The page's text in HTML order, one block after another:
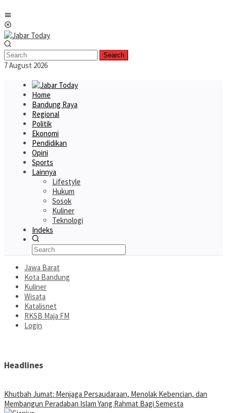
to
content
Search
7 August 2026
Home
Bandung Raya
Regional
Politik
Ekonomi
Pendidikan
Opini
Sports
Lainnya
Lifestyle
Hukum
Sosok
Kuliner
Teknologi
Indeks
Jawa Barat
Kota Bandung
Kuliner
Wisata
Katalisnet
RKSB Maja FM
Login
Headlines
Khutbah Jumat: Menjaga Persaudaraan, Menolak Kebencian, dan
Membangun Peradaban Islam Yang Rahmat Bagi Semesta